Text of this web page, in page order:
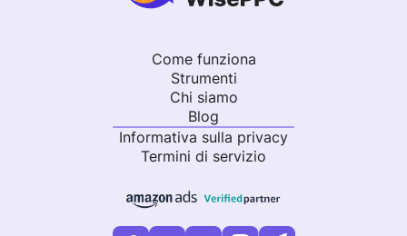
Come funziona
Strumenti
Chi siamo
Blog
Informativa sulla privacy
Termini di servizio